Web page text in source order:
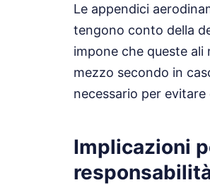
Le appendici
tengono conto della
impone che queste
mezzo secondo in
necessario per
Implicazioni